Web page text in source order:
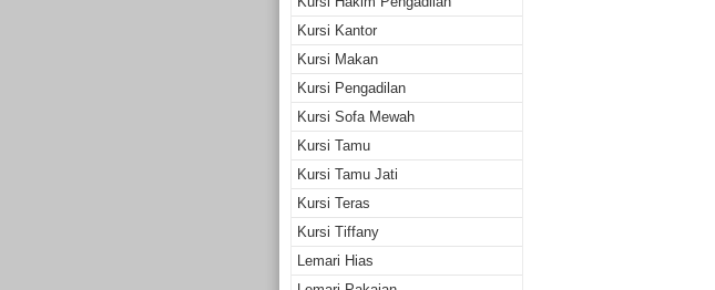
Kursi Kantor
Kursi Makan
Kursi Pengadilan
Kursi Sofa Mewah
Kursi Tamu
Kursi Tamu Jati
Kursi Teras
Kursi Tiffany
Lemari Hias